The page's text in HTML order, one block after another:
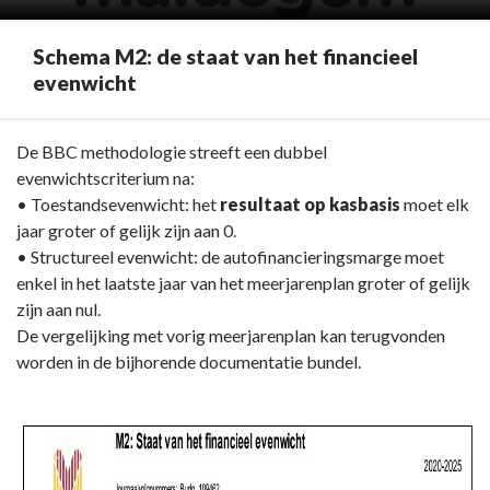
Schema M2: de staat van het financieel
evenwicht
Terug
naar
navigatie
Staat
van
het
financieel
evenwicht
De BBC methodologie streeft een dubbel
evenwichtscriterium na:
• Toestandsevenwicht: het resultaat op kasbasis moet elk
jaar groter of gelijk zijn aan 0.
• Structureel evenwicht: de autofinancieringsmarge moet
enkel in het laatste jaar van het meerjarenplan groter of gelijk
zijn aan nul.
De vergelijking met vorig meerjarenplan kan terugvonden
worden in de bijhorende documentatie bundel.